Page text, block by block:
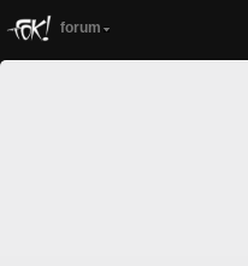
forum